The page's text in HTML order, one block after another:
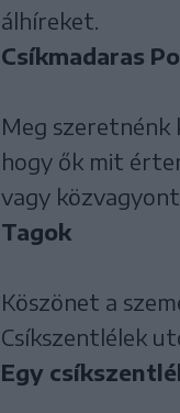
álhíreket.
Csíkmadaras
Meg szeretnénk
hogy ők mit
vagy
Tagok
Köszönet a
Csíkszentlélek
Egy